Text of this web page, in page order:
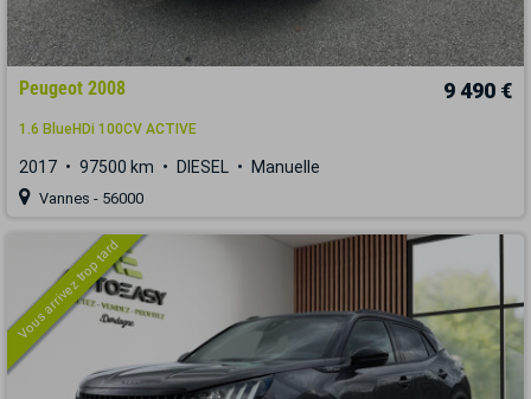
Peugeot 2008 9 490 €
1.6 BlueHDi 100CV ACTIVE
2017 97500 km DIESEL Manuelle
Vannes - 56000
Vous arrivez trop tard